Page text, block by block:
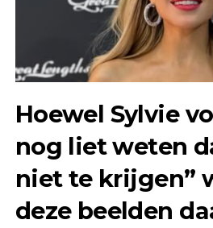
Hoewel Sylvie
nog liet weten
niet te krijgen”
deze beelden